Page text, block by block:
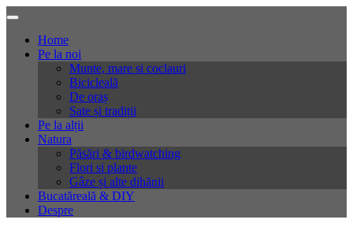
Skip
contentHome
Pe la noi
Munte, mare si coclauri
Bicicleală
De oraș
Sate și tradiții
Pe la alții
Natura
Păsări & birdwatching
Flori si plante
Gâze și alte dihănii
Bucatăreală & DIY
Despre